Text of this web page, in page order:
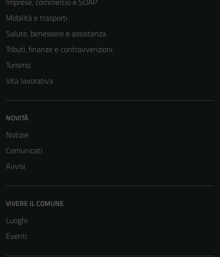
Mobilità e trasporti
Salute, benessere e assistenza
Tributi, finanze e contravvenzioni
Turismo
Vita lavorativa
NOVITÀ
Notizie
Comunicati
Avvisi
VIVERE IL COMUNE
Luoghi
Eventi